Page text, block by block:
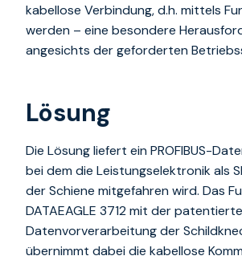
kabellose Verbindung, d.h. mittels
werden – eine besondere
angesichts der geforderten
Lösung
Die Lösung liefert ein PROFIBUS-
bei dem die Leistungselektronik als
der Schiene mitgefahren wird. Das
DATAEAGLE 3712 mit der
Datenvorverarbeitung der
übernimmt dabei die kabellose